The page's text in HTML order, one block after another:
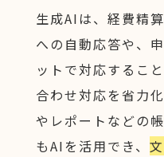
生成AIは、経費精
への自動応答や、
ットで対応するこ
合わせ対応を省力
やレポートなどの
もAIを活用でき、